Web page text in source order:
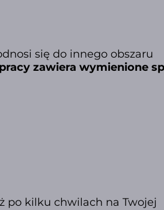
się do innego obszaru
zawiera wymienione
po kilku chwilach na Twojej